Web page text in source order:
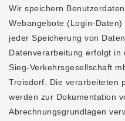
Wir speichern
Webangebote (Login-
jeder Speicherung von
Datenverarbeitung erfolgt in
Sieg-Verkehrsgesellschaft
Troisdorf. Die verarbeiteten
werden zur Dokumentation
Abrechnungsgrundlagen